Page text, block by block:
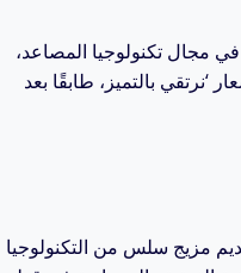
مجال تكنولوجيا المصاعد،
بالتميز، طابقًا بعد
مزيج سلس من التكنولوجيا